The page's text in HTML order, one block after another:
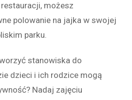
możesz
polowanie na jajka w swojej
parku.
stanowiska do
dzieci i ich rodzice mogą
Nadaj zajęciu